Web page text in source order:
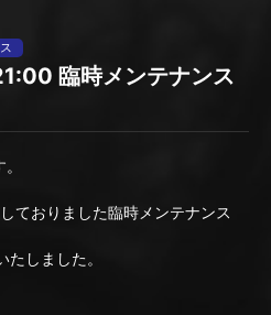
臨時メンテナンス
ておりました臨時メンテナンス
しました。